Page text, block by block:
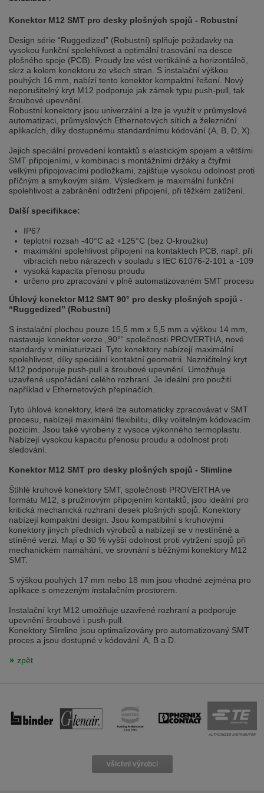
Wir haben erkannt, dass ihr Browser eine andere Sprache als die derzeit
angezeigte bevorzugt. Diese Webseite ist auch auf Deutsch verfügbar.
Möchten Sie zur Deutschen Version wechseln?
Zur deutschen Version wechseln
We have detected, that your browser prefers another language than the
selected one. This website is also available in Czech. Would you like to
Switch to Czech version Stay on this version
Zdá se, že Váš prohlížeč je v jiném jazyce, než jaký je momentálně používán.
Tato stránka je k dispozici i v češtině. Chcete přepnout na českou verzi?
Přepnout na českou verzi
Váš prohlížeč se zdá být v jiném jazyce, než je právě používaný jazyk. Tato
stránka je také k dispozici v němčině. Přejete si přejít na německou verzi?
Přepněte na německou verzi Zůstaňte v této verzi
Wir haben erkannt, dass ihr Browser eine andere Sprache als die derzeit
angezeigte bevorzugt. Diese Webseite ist auch auf Deutsch verfügbar.
Zur deutschen Version wechseln Auf dieser Version bleiben
Váš prohlížeč se zdá být v jiném jazyce, než je právě používaný jazyk. Tato
stránka je k dispozici také v angličtině. Přejete si přepnout na anglickou
verzi?
We have detected, that your browser prefers another language than the
selected one. This website is also available in English. Would you like to
switch to the English version?
Konektor M12 SMT pro desky plošných spojů - Robustní
Design série “Ruggedized” (Robustní) splňuje požadavky na
vysokou funkční spolehlivost a optimální trasování na desce
plošného spoje (PCB). Proudy lze vést vertikálně a horizontálně,
skrz a kolem konektoru ze všech stran. S instalační výškou
pouhých 16 mm, nabízí tento konektor kompaktní řešení. Nový
neporušitelný kryt M12 podporuje jak zámek typu push-pull, tak
šroubové upevnění.
Robustní konektory jsou univerzální a lze je využít v průmyslové
automatizaci, průmyslových Ethernetových sítích a železniční
aplikacích, díky dostupnému standardnímu kódování (A, B, D, X).
Jejich speciální provedení kontaktů s elastickým spojem a většími
SMT připojeními, v kombinaci s montážními držáky a čtyřmi
velkými připojovacími podložkami, zajišťuje vysokou odolnost proti
příčným a smykovým silám. Výsledkem je maximální funkční
spolehlivost a zabránění odtržení připojení, při těžkém zatížení.
Další specifikace:
IP67
teplotní rozsah -40°C až +125°C (bez O-kroužku)
maximální spolehlivost připojení na kontaktech PCB, např. při
vibracích nebo nárazech v souladu s IEC 61076-2-101 a -109
vysoká kapacita přenosu proudu
určeno pro zpracování v plně automatizovaném SMT procesu
Úhlový konektor M12 SMT 90° pro desky plošných spojů -
“Ruggedized” (Robustní)
S instalační plochou pouze 15,5 mm x 5,5 mm a výškou 14 mm,
nastavuje konektor verze „90°“ společnosti PROVERTHA, nové
standardy v miniaturizaci. Tyto konektory nabízejí maximální
spolehlivost, díky speciální kontaktní geometrii. Nezničitelný kryt
M12 podporuje push-pull a šroubové upevnění. Umožňuje
uzavřené uspořádání celého rozhraní. Je ideální pro použití
například v Ethernetových přepínačích.
Tyto úhlové konektory, které lze automaticky zpracovávat v SMT
procesu, nabízejí maximální flexibilitu, díky volitelným kódovacím
pozicím. Jsou také vyrobeny z vysoce výkonného termoplastu.
Nabízejí vysokou kapacitu přenosu proudu a odolnost proti
sledování.
Konektor M12 SMT pro desky plošných spojů - Slimline
Štíhlé kruhové konektory SMT, společnosti PROVERTHA ve
formátu M12, s pružinovým připojením kontaktů, jsou ideální pro
kritická mechanická rozhraní desek plošných spojů. Konektory
nabízejí kompaktní design. Jsou kompatibilní s kruhovými
konektory jiných předních výrobců a nabízejí se v nestíněné a
stíněné verzi. Mají o 30 % vyšší odolnost proti vytržení spojů při
mechanickém namáhání, ve srovnání s běžnými konektory M12
SMT.
S výškou pouhých 17 mm nebo 18 mm jsou vhodné zejména pro
aplikace s omezeným instalačním prostorem.
Instalační kryt M12 umožňuje uzavřené rozhraní a podporuje
upevnění šroubové i push-pull.
Konektory Slimline jsou optimalizovány pro automatizovaný SMT
proces a jsou dostupné v kódování A, B a D.
zpět
všichni výrobci